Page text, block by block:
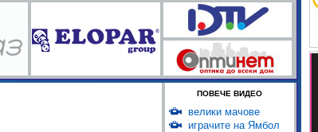
ПОВЕЧЕ ВИДЕО
велики мачове
играчите на Ямбол